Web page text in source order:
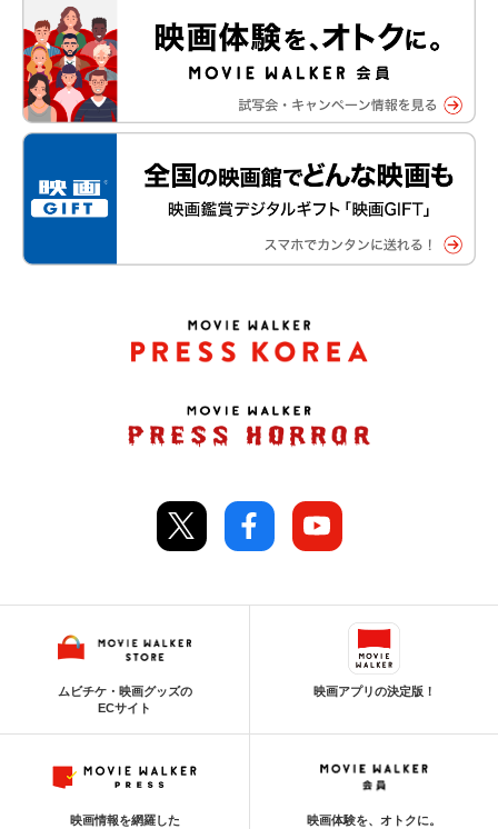
ムビチケ・映画グッズの
ECサイト
映画アプリの決定版！
映画情報を網羅した 映画体験を、オトクに。